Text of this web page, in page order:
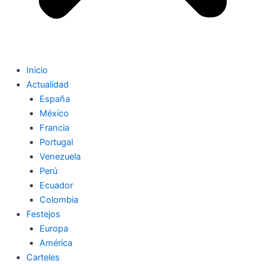
Inicio
Actualidad
España
México
Francia
Portugal
Venezuela
Perú
Ecuador
Colombia
Festejos
Europa
América
Carteles